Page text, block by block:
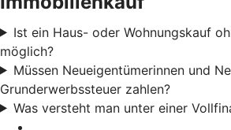
Ist ein Haus- oder Wohnungskauf
möglich?
Müssen Neueigentümerinnen und
Grunderwerbssteuer zahlen?
Was versteht man unter einer